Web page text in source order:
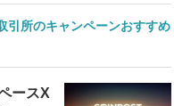
引所のキャンペーンおすすめ
ースX